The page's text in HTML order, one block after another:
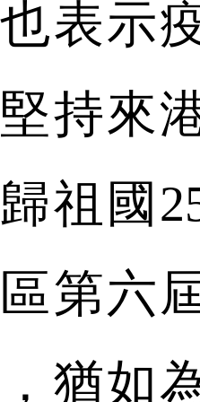
表示
持來
祖國
第六
猶如